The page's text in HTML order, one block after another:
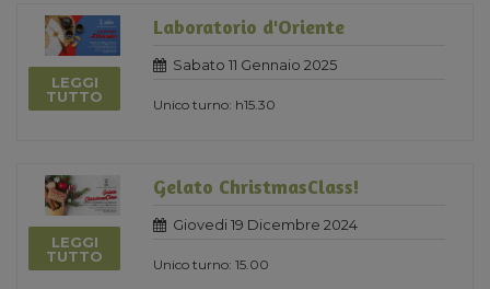
LEGGI
TUTTO
Laboratorio d'Oriente
Sabato 11 Gennaio 2025
Unico turno: h15.30
LEGGI
TUTTO
Gelato ChristmasClass!
Giovedi 19 Dicembre 2024
Unico turno: 15.00